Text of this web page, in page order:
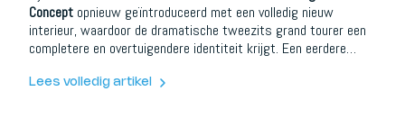
Concept opnieuw geïntroduceerd met een volledig nieuw
interieur, waardoor de dramatische tweezits grand tourer een
completere en overtuigendere identiteit krijgt. Een eerdere
maar deze verschijning op Le Mans voelt belangrijker. Niet
Lees volledig artikel